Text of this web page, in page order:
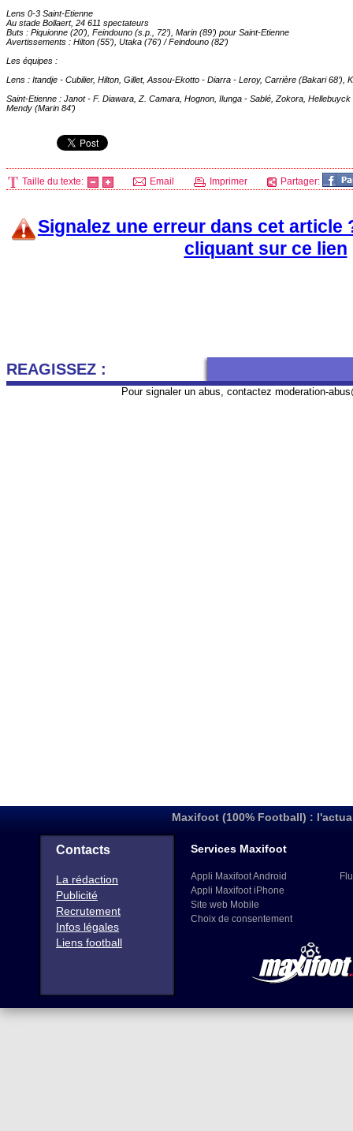
Lens 0-3 Saint-Etienne
Au stade Bollaert, 24 611 spectateurs
Buts : Piquionne (20’), Feindouno (s.p., 72’), Marin (89’) pour Saint-Etienne
Avertissements : Hilton (55’), Utaka (76’) / Feindouno (82’)
Les équipes :
Lens : Itandje - Cubilier, Hilton, Gillet, Assou-Ekotto - Diarra - Leroy, Carrière (Bakari 68’),
Saint-Etienne : Janot - F. Diawara, Z. Camara, Hognon, Ilunga - Sablé, Zokora,
Mendy (Marin 84’)
Taille du texte: Email Imprimer Partager:
Signalez une erreur dans cet article
cliquant sur ce lien
REAGISSEZ :
Pour signaler un abus, contactez moderation-
Maxifoot (100% Football) :
Contacts
La rédaction
Publicité
Recrutement
Infos légales
Liens football
Services Maxifoot
Appli Maxifoot Android
Appli Maxifoot iPhone
Site web Mobile
Choix de consentement